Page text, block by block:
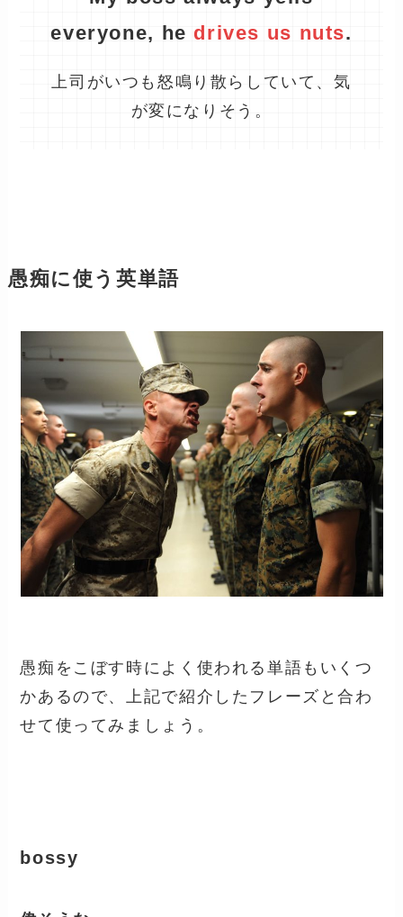
everyone, he drives us nuts.
上司がいつも怒鳴り散らしていて、気
が変になりそう。
愚痴に使う英単語
愚痴をこぼす時によく使われる単語もいくつ
かあるので、上記で紹介したフレーズと合わ
せて使ってみましょう。
bossy